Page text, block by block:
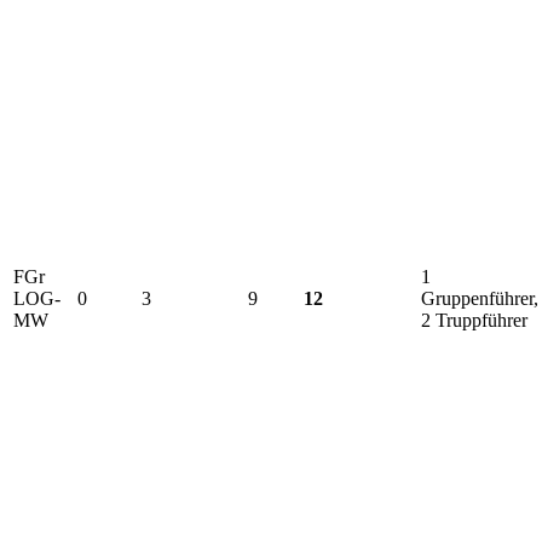
FGr
LOG-
MW
0 3 9 12
1
Gruppenführer,
2 Truppführer